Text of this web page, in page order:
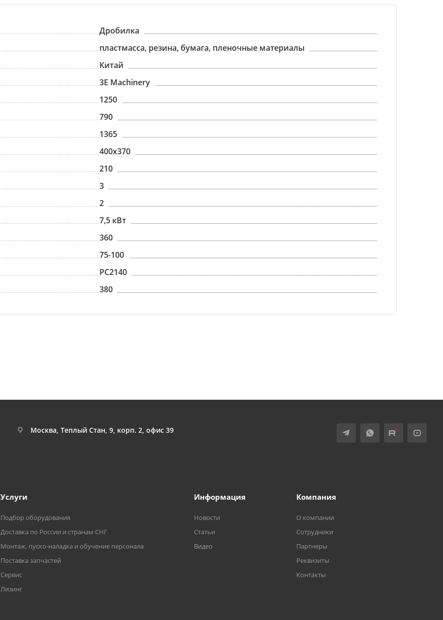
Дробилка
пластмасса, резина, бумага, пленочные материалы
Китай
3E Machinery
1250
790
1365
400х370
210
3
2
7,5 кВт
360
75-100
PC2140
380
Москва, Теплый Стан, 9, корп. 2, офис 39
Услуги
Подбор оборудования
Доставка по России и странам СНГ
Монтаж, пуско-наладка и обучение персонала
Поставка запчастей
Сервис
Лизинг
Информация
Новости
Статьи
Видео
Компания
О компании
Сотрудники
Партнеры
Реквизиты
Контакты